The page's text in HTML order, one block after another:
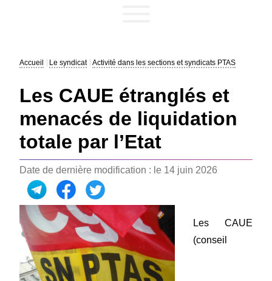
Accueil Le syndicat Activité dans les sections et syndicats PTAS
Les CAUE étranglés et
menacés de liquidation
totale par l’Etat
Date de dernière modification : le 14 juin 2026
Les CAUE
(conseil